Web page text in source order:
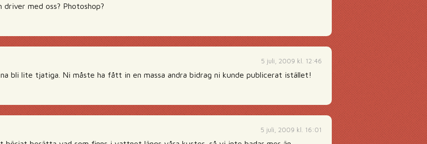
driver med oss? Photoshop?
5 juli, 2009 kl. 12:46
bli lite tjatiga. Ni måste ha fått in en massa andra bidrag ni kunde publicerat istället!
5 juli, 2009 kl. 16:01